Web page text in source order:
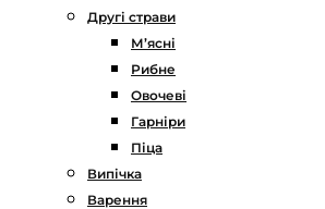
Другі страви
М’ясні
Рибне
Овочеві
Гарніри
Піца
Випічка
Варення